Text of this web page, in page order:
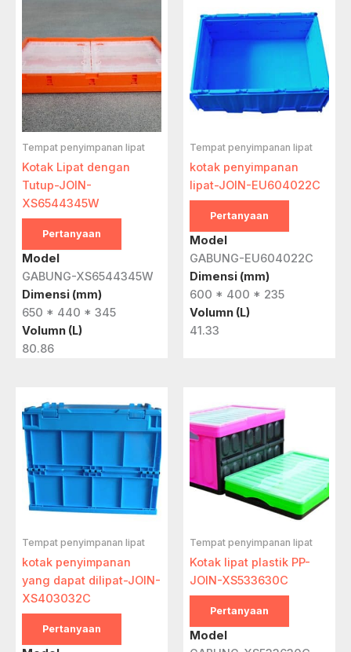
Tempat penyimpanan lipat
Kotak Lipat dengan
Tutup-JOIN-
XS6544345W
Pertanyaan
Model
GABUNG-XS6544345W
Dimensi (mm)
650 * 440 * 345
Volumn (L)
80.86
Tempat penyimpanan lipat
kotak penyimpanan
lipat-JOIN-EU604022C
Pertanyaan
Model
GABUNG-EU604022C
Dimensi (mm)
600 * 400 * 235
Volumn (L)
41.33
Tempat penyimpanan lipat
kotak penyimpanan
yang dapat dilipat-JOIN-
XS403032C
Pertanyaan
Tempat penyimpanan lipat
Kotak lipat plastik PP-
JOIN-XS533630C
Pertanyaan
Model